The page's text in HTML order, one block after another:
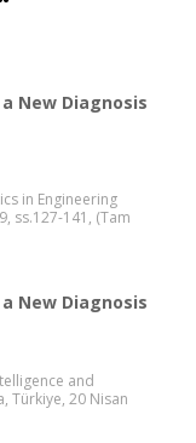
New Diagnosis
in Engineering
ss.127-141, (Tam
New Diagnosis
and
Türkiye, 20 Nisan